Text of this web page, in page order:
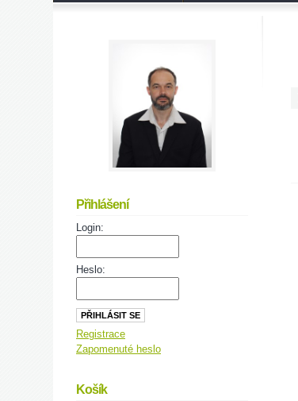
Přihlášení
Login:
Heslo:
Registrace
Zapomenuté heslo
Košík